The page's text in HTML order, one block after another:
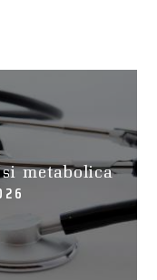
metabolica